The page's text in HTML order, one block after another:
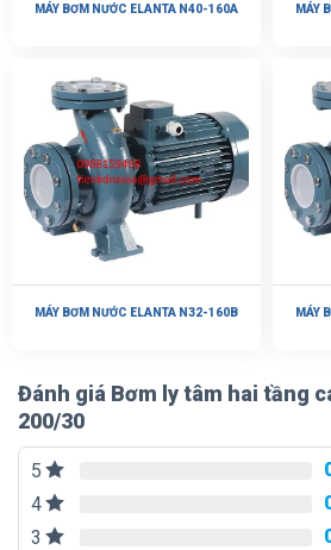
MÁY BƠM NƯỚC ELANTA N40-160A MÁY
MÁY BƠM NƯỚC ELANTA N32-160B MÁY
Đánh giá Bơm ly tâm hai tầng
200/30
5
4
3